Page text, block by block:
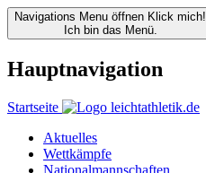
Navigations Menu öffnen Klick mich!
Ich bin das Menü.
Hauptnavigation
Startseite
Aktuelles
Wettkämpfe
Nationalmannschaften